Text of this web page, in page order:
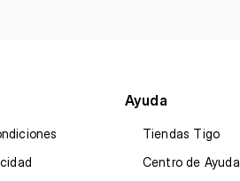
Ayuda
Tiendas Tigo
Centro de Ayuda